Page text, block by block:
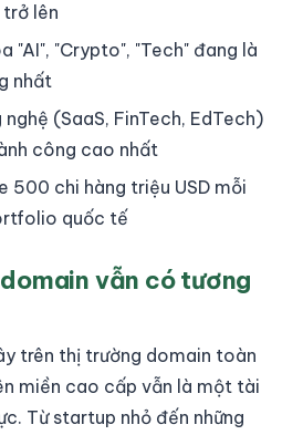
lên
"AI", "Crypto", "Tech" đang là
nhất
(SaaS, FinTech, EdTech)
công cao nhất
500 chi hàng triệu USD mỗi
quốc tế
vẫn có tương
trên thị trường domain toàn
miền cao cấp vẫn là một tài
Từ startup nhỏ đến những